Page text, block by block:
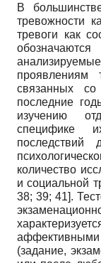
В
тревожности
тревоги как
проявлениям
связанных
последние
изучению
специфике
последствий
количество
и социальной
38; 39; 41].
аффективными
(задание,